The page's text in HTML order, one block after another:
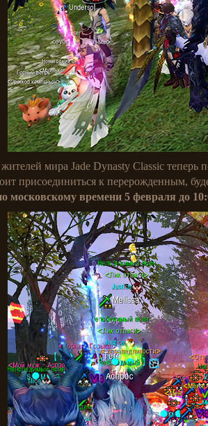
мира Jade Dynasty Classic
присоединиться к перерожденным,
московскому времени 5 февраля до